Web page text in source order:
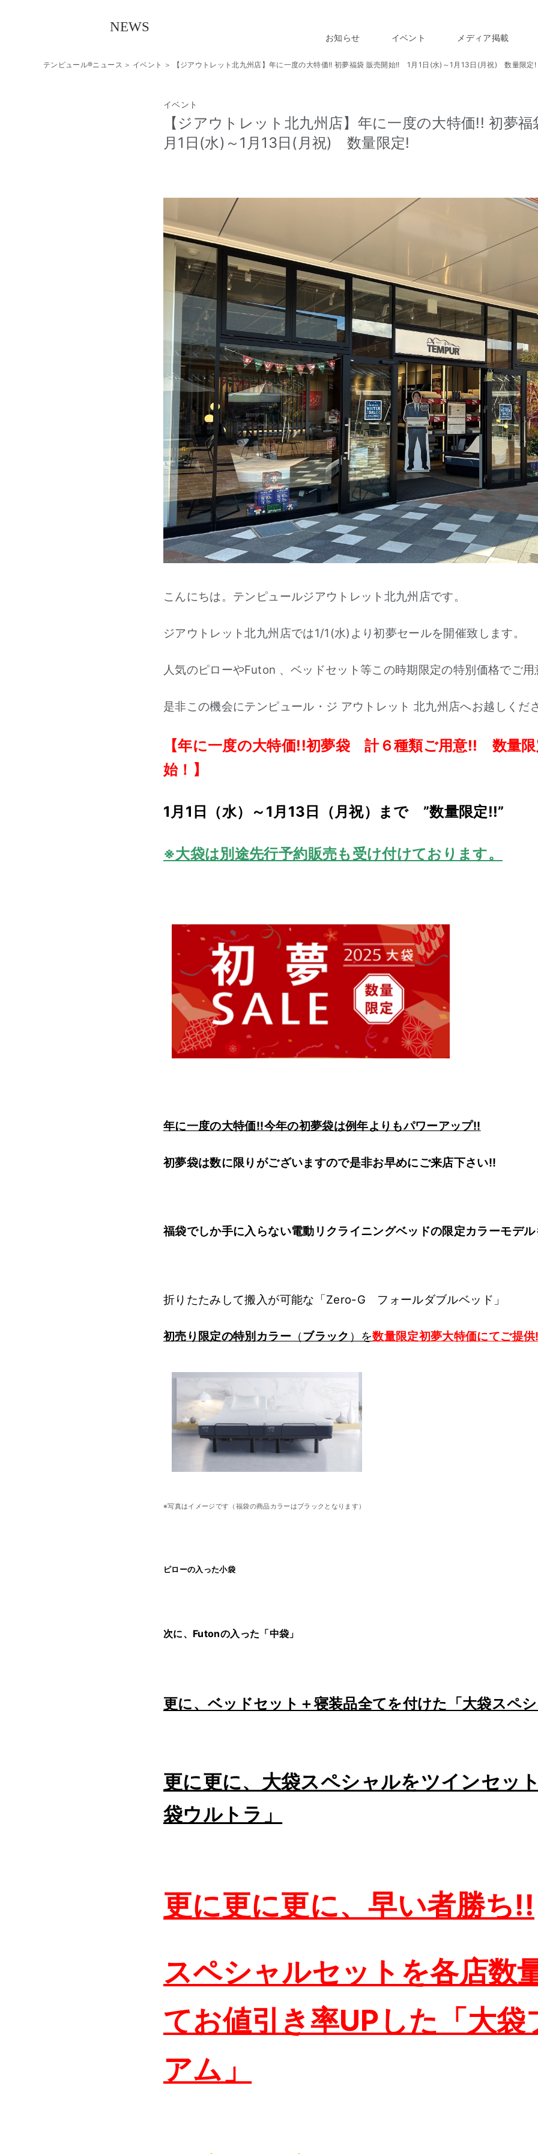
お知らせ イベント メディア掲載
テンピュール®ニュース イベント 【ジアウトレット北九州店】年に一度の大特価!! 初夢福袋 販売開始!! 1月1日(水)～1月13日(月祝) 数量限定!
イベント
【ジアウトレット北九州店】年に一度の大特価!! 初夢
月1日(水)～1月13日(月祝) 数量限定!
こんにちは。テンピュールジアウトレット北九州店です。
ジアウトレット北九州店では1/1(水)より初夢セールを開催致します。
人気のピローやFuton 、ベッドセット等この時期限定の特別価格でご用
是非この機会にテンピュール・ジ アウトレット 北九州店へお越しくだ
【年に一度の大特価!!初夢袋 計６種類ご用意!! 数量限
始！】
1月1日（水）～1月13日（月祝）まで ”数量限定!!”
※大袋は別途先行予約販売も受け付けております。
年に一度の大特価!!今年の初夢袋は例年よりもパワーアップ!!
初夢袋は数に限りがございますので是非お早めにご来店下さい!!
福袋でしか手に入らない電動リクライニングベッドの限定カラーモデ
折りたたみして搬入が可能な「Zero-G フォールダブルベッド」
初売り限定の特別カラー （ブラック ）を数量限定初夢大特価にてご提供!
※写真はイメージです（福袋の商品カラーはブラックとなります）
ピローの入った小袋
次に、Futonの入った「中袋」
更に、ベッドセット＋寝装品全てを付けた「大袋スペシ
更に更に、大袋スペシャルをツインセッ
袋ウルトラ」
更に更に更に、早い者勝ち!!
スペシャルセットを各店数
てお値引き率UPした「大袋
アム」